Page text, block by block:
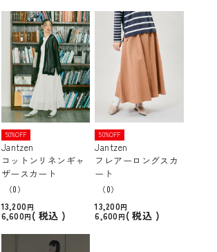
50%OFF
Jantzen
コットンリネンギャ
ザースカート
（0）
13,200
6,600
税込
50%OFF
Jantzen
フレアーロングスカ
ート
（0）
13,200
6,600
税込